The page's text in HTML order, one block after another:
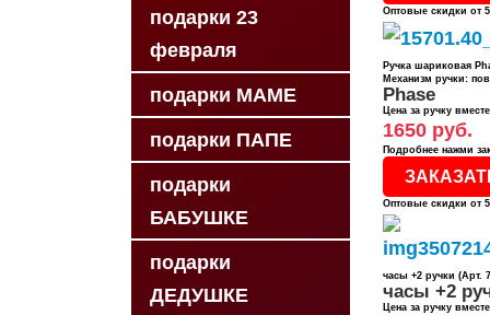
подарки 23
февраля
подарки МАМЕ
подарки ПАПЕ
подарки
БАБУШКЕ
подарки
ДЕДУШКЕ
Оптовые скидки от
Ручка шариковая
Механизм ручки:
Phase
Цена за ручку
1650 руб.
Подробнее нажми
Оптовые скидки от
часы +2 ручки (Арт.
часы +2
Цена за ручку